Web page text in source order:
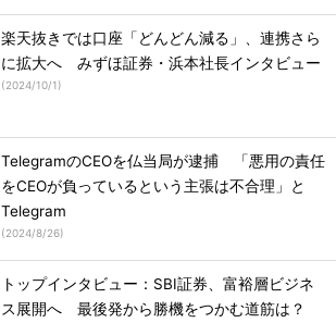
楽天抜きでは口座「どんどん減る」、連携さら
に拡大へ みずほ証券・浜本社長インタビュー
(2024/10/1)
TelegramのCEOを仏当局が逮捕 「悪用の責任
をCEOが負っているという主張は不合理」と
Telegram
(2024/8/26)
トップインタビュー：SBI証券、富裕層ビジネ
ス展開へ 最後発から勝機をつかむ道筋は？